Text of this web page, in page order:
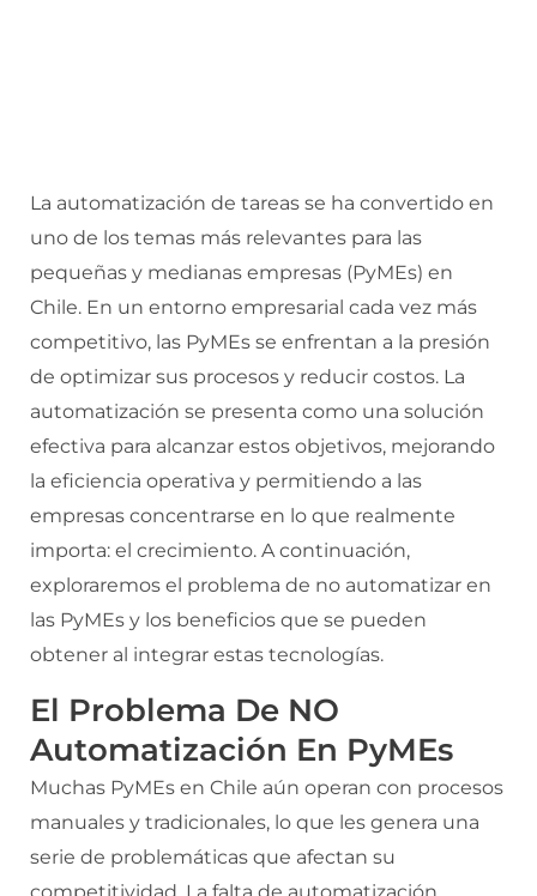
La automatización de tareas se ha convertido en
uno de los temas más relevantes para las
pequeñas y medianas empresas (PyMEs) en
Chile. En un entorno empresarial cada vez más
competitivo, las PyMEs se enfrentan a la presión
de optimizar sus procesos y reducir costos. La
automatización se presenta como una solución
efectiva para alcanzar estos objetivos, mejorando
la eficiencia operativa y permitiendo a las
empresas concentrarse en lo que realmente
importa: el crecimiento. A continuación,
exploraremos el problema de no automatizar en
las PyMEs y los beneficios que se pueden
obtener al integrar estas tecnologías.
El Problema De NO
Automatización En PyMEs
Muchas PyMEs en Chile aún operan con procesos
manuales y tradicionales, lo que les genera una
serie de problemáticas que afectan su